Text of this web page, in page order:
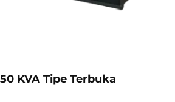
KVA Tipe Terbuka